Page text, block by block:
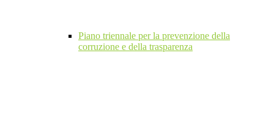
Piano triennale per la prevenzione della
corruzione e della trasparenza